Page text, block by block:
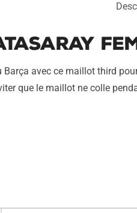
Barça avec ce maillot third
que le maillot ne colle